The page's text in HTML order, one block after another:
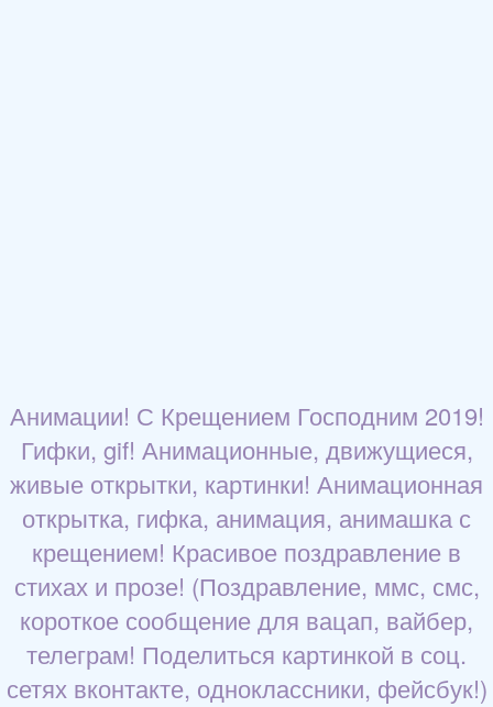
Анимации! С Крещением Господним 2019!
Гифки, gif! Анимационные, движущиеся,
живые открытки, картинки! Анимационная
открытка, гифка, анимация, анимашка с
крещением! Красивое поздравление в
стихах и прозе! (Поздравление, ммс, смс,
короткое сообщение для вацап, вайбер,
телеграм! Поделиться картинкой в соц.
сетях вконтакте, одноклассники, фейсбук!)